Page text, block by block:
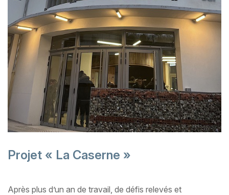
Projet « La Caserne »
Après plus d’un an de travail, de défis relevés et